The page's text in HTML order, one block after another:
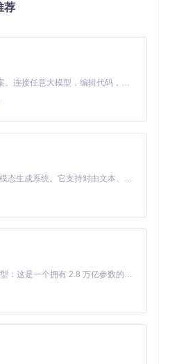
50人或存在跨部门协作需求时，
提升价值。
，组织安全需求可分为三级：
存储加密和审计日志，适用于内
（如GDPR、HIPAA范围内数
的合规特性。
可接受手动配置和社区支持
荐
Claude Code 的开源替代方案。连接任意大模型，编辑代码，运行命令，自动验证 — 全自动执行。用 Rust 构建，极致性能。 ｜ An open-source alternative to Claude Code. Connect any LLM, edit code, run commands, and verify changes — autonomously. Built in Rust for speed. Get Started
MiniMax H3 是一个通用的全模态生成系统。它支持对由文本、图像、视频和音频组成的多模态上下文进行统一理解，并能生成分辨率高达 2K、时长可达 15 秒的带原生立体声音频的视频。得益于面向任务泛化的系统设计，H3 在预训练阶段就已具备广泛的多模态上下文理解与生成能力，能够出色地执行复杂的多模态指令。
Kimi K3 是Kimi能力最强的模型：这是一个拥有 2.8 万亿参数的混合专家（MoE）模型，具备原生视觉理解能力，并支持 100 万 token 的上下文窗口。